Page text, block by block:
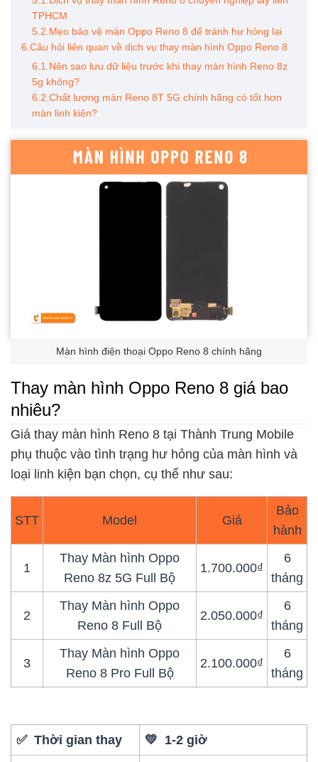
TPHCM
5.2.Mẹo bảo vệ màn Oppo Reno 8 để tránh hư hỏng lại
6.Câu hỏi liên quan về dịch vụ thay màn hình Oppo Reno 8
6.1.Nên sao lưu dữ liệu trước khi thay màn hình Reno 8z
5g không?
6.2.Chất lượng màn Reno 8T 5G chính hãng có tốt hơn
màn linh kiện?
Màn hình điện thoại Oppo Reno 8 chính hãng
Thay màn hình Oppo Reno 8 giá bao
nhiêu?
Giá thay màn hình Reno 8 tại Thành Trung Mobile
phụ thuộc vào tình trạng hư hỏng của màn hình và
loại linh kiện bạn chọn, cụ thể như sau:
STT Model Giá
Bảo
hành
1
Thay Màn hình Oppo
Reno 8z 5G Full Bộ
1.700.000₫
6
tháng
2
Thay Màn hình Oppo
Reno 8 Full Bộ
2.050.000₫
6
tháng
3
Thay Màn hình Oppo
Reno 8 Pro Full Bộ
2.100.000₫
6
tháng
✅ Thời gian thay 💛 1-2 giờ